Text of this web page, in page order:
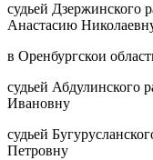
судьей Дзержинского
Анастасию
в Оренбургскои
судьей Абдулинского
Ивановну
судьей
Петровну